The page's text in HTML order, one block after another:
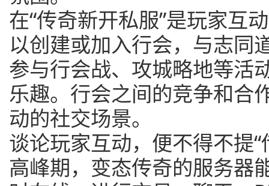
在“传奇新开私服”是玩家互
以创建或加入行会，与志同
参与行会战、攻城略地等活
乐趣。行会之间的竞争和合
动的社交场景。
谈论玩家互动，便不得不提
高峰期，变态传奇的服务器